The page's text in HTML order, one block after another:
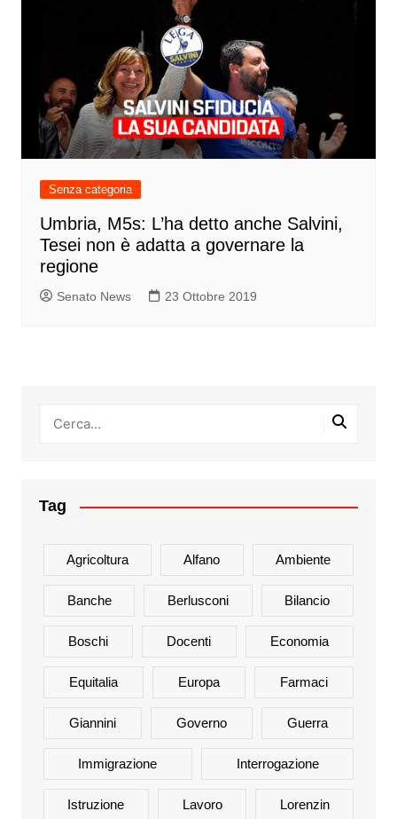
Senza categoria
Umbria, M5s: L’ha detto anche Salvini,
Tesei non è adatta a governare la
regione
Senato News 23 Ottobre 2019
Tag
Agricoltura Alfano Ambiente
Banche Berlusconi Bilancio
Boschi Docenti Economia
Equitalia Europa Farmaci
Giannini Governo Guerra
Immigrazione Interrogazione
Istruzione Lavoro Lorenzin